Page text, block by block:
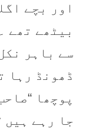
اور بچے
بیٹھے تھے
سے باہر
ڈھونڈ رہا
پوچھا
جا رہے ہیں